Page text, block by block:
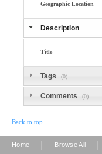
Geographic Location
Description
Title
Tags (0)
Comments (0)
Back to top
Home Browse All